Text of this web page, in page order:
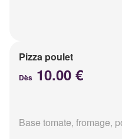
Pizza poulet
Dès 10.00 €
Base tomate, fromage,